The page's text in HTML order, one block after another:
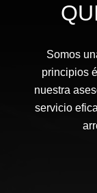
Somos
principios
nuestra
servicio